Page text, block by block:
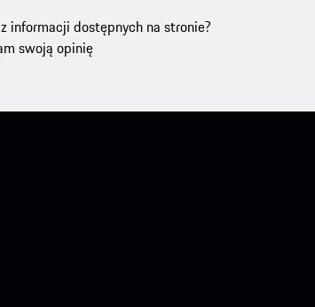
informacji dostępnych na stronie?
swoją opinię